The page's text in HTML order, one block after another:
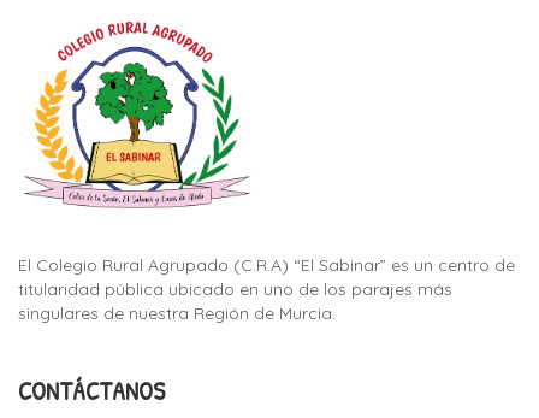
El Colegio Rural Agrupado (C.R.A) “El Sabinar” es un centro de
titularidad pública ubicado en uno de los parajes más
singulares de nuestra Región de Murcia.
CONTÁCTANOS